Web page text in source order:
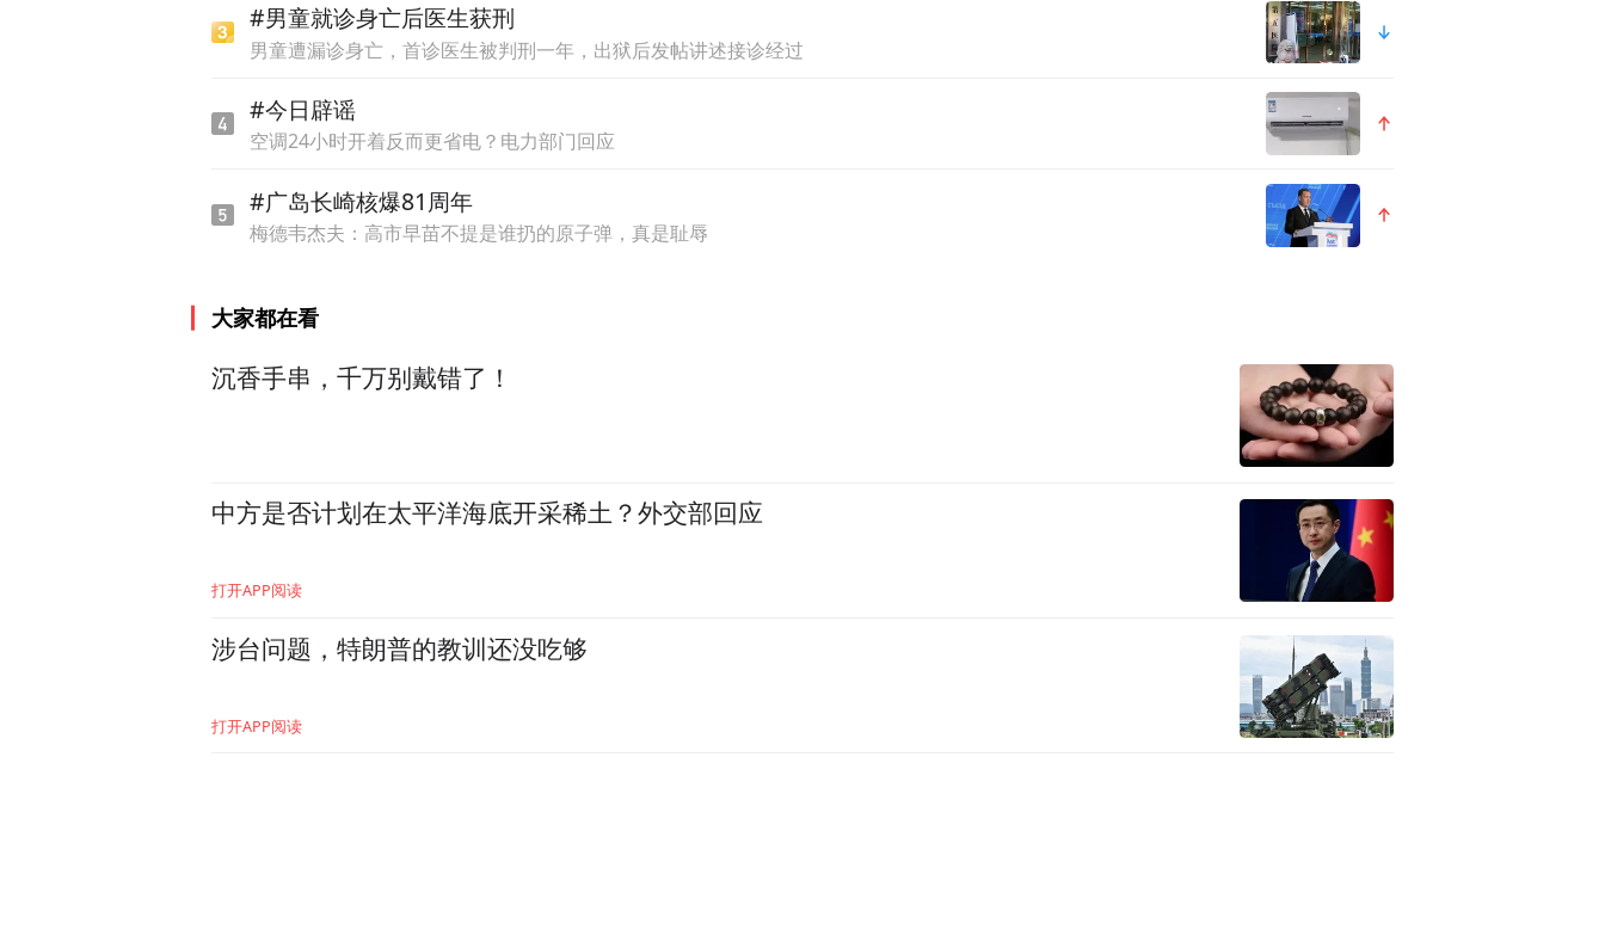
#男童就诊身亡后医生获刑
男童遭漏诊身亡，首诊医生被判刑一年，出狱后发帖讲述接诊经过
#今日辟谣
空调24小时开着反而更省电？电力部门回应
#广岛长崎核爆81周年
梅德韦杰夫：高市早苗不提是谁扔的原子弹，真是耻辱
大家都在看
沉香手串，千万别戴错了！
中方是否计划在太平洋海底开采稀土？外交部回应
打开APP阅读
涉台问题，特朗普的教训还没吃够
打开APP阅读